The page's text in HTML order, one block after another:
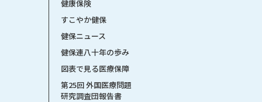
健康保険
すこやか健保
健保ニュース
健保連八十年の歩み
図表で見る医療保障
第25回 外国医療問題
研究調査団報告書